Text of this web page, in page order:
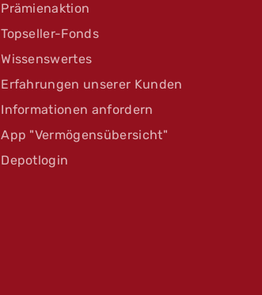
Prämienaktion
Topseller-Fonds
Wissenswertes
Erfahrungen unserer Kunden
Informationen anfordern
App "Vermögensübersicht"
Depotlogin